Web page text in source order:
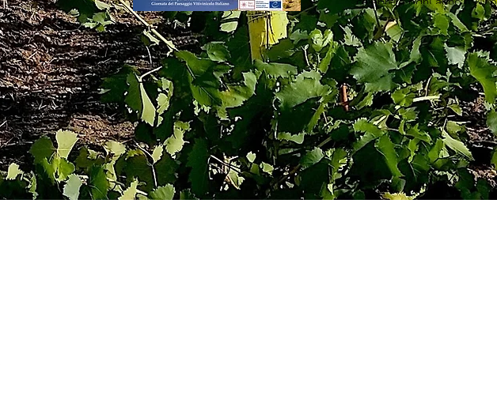
data della firma della
Europea del Paesaggio.
fortemente simbolica, che
paesaggio vitivinicolo
all’interno di un quadro
ambientale riconosciuto a
europeo.